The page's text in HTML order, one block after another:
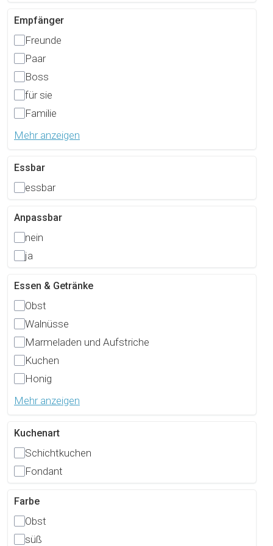
Empfänger
Freunde
Paar
Boss
für sie
Familie
Mehr anzeigen
Essbar
essbar
Anpassbar
nein
ja
Essen & Getränke
Obst
Walnüsse
Marmeladen und Aufstriche
Kuchen
Honig
Mehr anzeigen
Kuchenart
Schichtkuchen
Fondant
Farbe
Obst
süß